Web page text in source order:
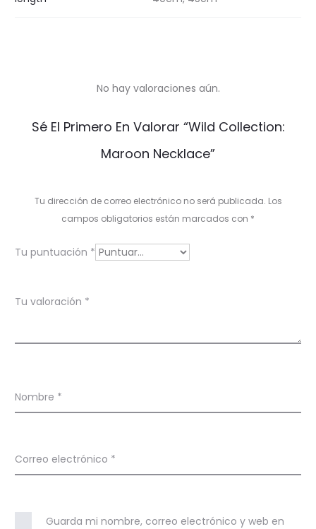
a
i
n
s
No hay valoraciones aún.
Sé El Primero En Valorar “Wild Collection:
Maroon Necklace”
Tu dirección de correo electrónico no será publicada. Los
campos obligatorios están marcados con *
Tu puntuación *
Tu valoración *
Nombre *
Correo electrónico *
Guarda mi nombre, correo electrónico y web en